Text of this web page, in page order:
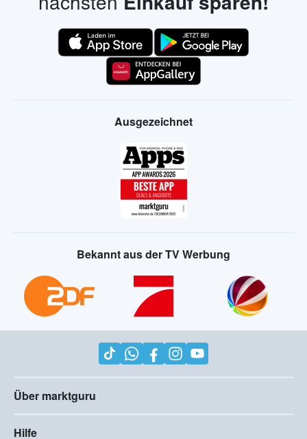
Ausgezeichnet
Bekannt aus der TV Werbung
Über marktguru
Hilfe